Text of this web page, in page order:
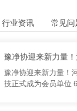
行业资讯 常见问
豫净协迎来新力量！
技正式成为会员单位